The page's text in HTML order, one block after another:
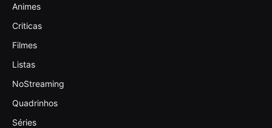
Animes
Criticas
Filmes
Listas
NoStreaming
Quadrinhos
Séries